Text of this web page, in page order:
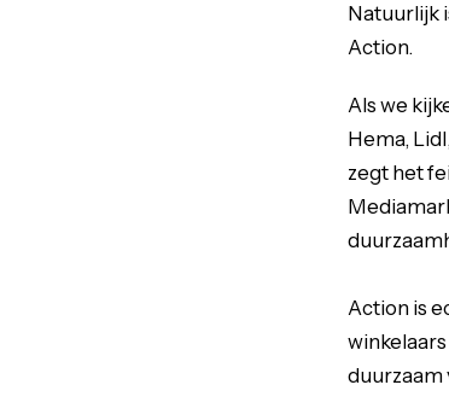
Natuurlijk
Action.
Als we
Hema,
zegt het
Action is
duurzaam